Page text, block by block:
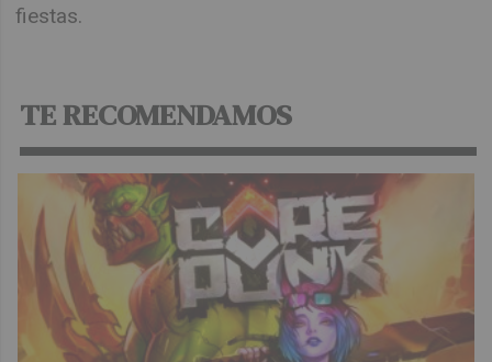
fiestas.
TE RECOMENDAMOS